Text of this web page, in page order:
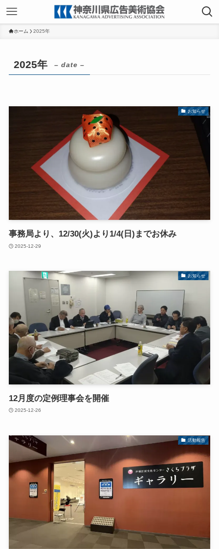
ホーム 2025年
2025年 – date –
お知らせ
事務局より、12/30(火)より1/4(日)までお休み
2025-12-29
お知らせ
12月度の定例理事会を開催
2025-12-26
活動報告